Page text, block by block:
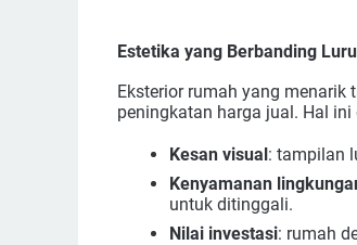
Estetika yang Berbanding
Eksterior rumah yang
peningkatan harga jual. Hal
Kesan visual: tampilan
Kenyamanan
untuk ditinggali.
Nilai investasi: rumah